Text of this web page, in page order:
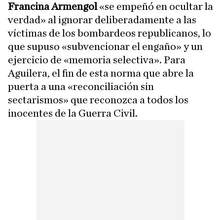
Francina Armengol«se empeñó en ocultar la
verdad» al ignorar deliberadamente a las
víctimas de los bombardeos republicanos, lo
que supuso «subvencionar el engaño» y un
ejercicio de «memoria selectiva». Para
Aguilera, el fin de esta norma que abre la
puerta a una «reconciliación sin
sectarismos» que reconozca a todos los
inocentes de la Guerra Civil.